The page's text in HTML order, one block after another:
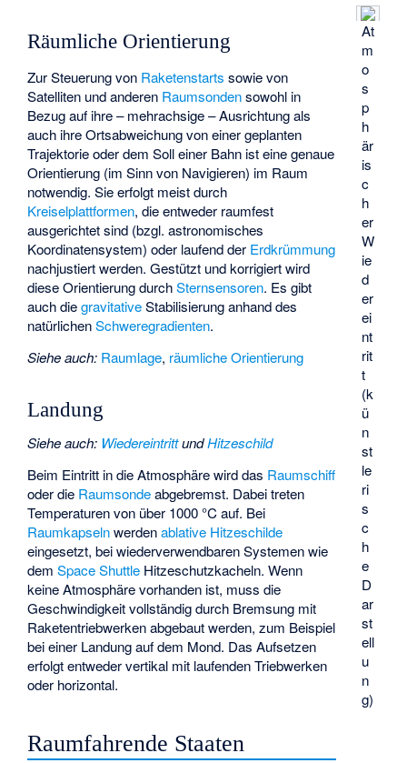
At
m
o
s
p
h
är
is
c
h
er
W
ie
d
er
ei
nt
rit
t
(k
ü
n
st
le
ri
s
c
h
e
D
ar
st
ell
u
n
g)
Räumliche Orientierung
Zur Steuerung von Raketenstarts sowie von
Satelliten und anderen Raumsondensowohl in
Bezug auf ihre – mehrachsige – Ausrichtung als
auch ihre Ortsabweichung von einer geplanten
Trajektorie oder dem Soll einer Bahn ist eine genaue
Orientierung (im Sinn von Navigieren) im Raum
notwendig. Sie erfolgt meist durch
Kreiselplattformen, die entweder raumfest
ausgerichtet sind (bzgl.astronomisches
Koordinatensystem) oder laufend der Erdkrümmung
nachjustiert werden. Gestützt und korrigiert wird
diese Orientierung durchSternsensoren. Es gibt
auch diegravitativeStabilisierung anhand des
natürlichenSchweregradienten.
Siehe auch: Raumlage, räumliche Orientierung
Landung
Siehe auch: WiedereintrittundHitzeschild
Beim Eintritt in die Atmosphäre wird das Raumschiff
oder die Raumsondeabgebremst. Dabei treten
Temperaturen von über 1000 °C auf. Bei
Raumkapselnwerdenablative Hitzeschilde
eingesetzt, bei wiederverwendbaren Systemen wie
demSpace Shuttle Hitzeschutzkacheln. Wenn
keine Atmosphäre vorhanden ist, muss die
Geschwindigkeit vollständig durch Bremsung mit
Raketentriebwerken abgebaut werden, zum Beispiel
bei einer Landung auf dem Mond. Das Aufsetzen
erfolgt entweder vertikal mit laufenden Triebwerken
oder horizontal.
Raumfahrende Staaten